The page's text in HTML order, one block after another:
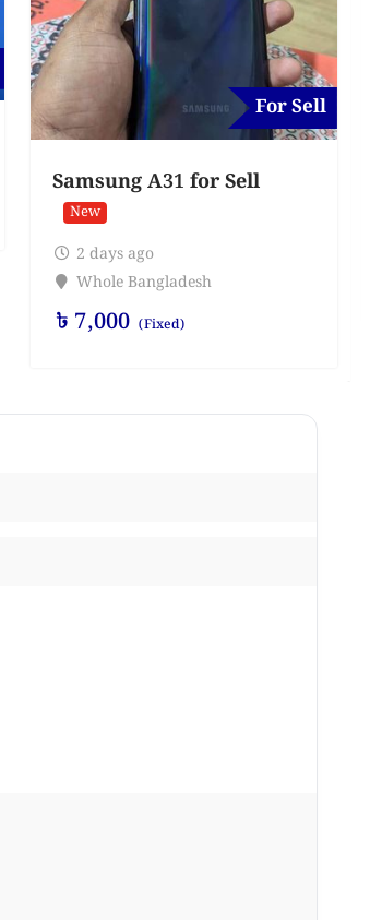
For Sell
Samsung A31 for Sell
New
2 days ago
Whole Bangladesh
৳ 7,000 (Fixed)